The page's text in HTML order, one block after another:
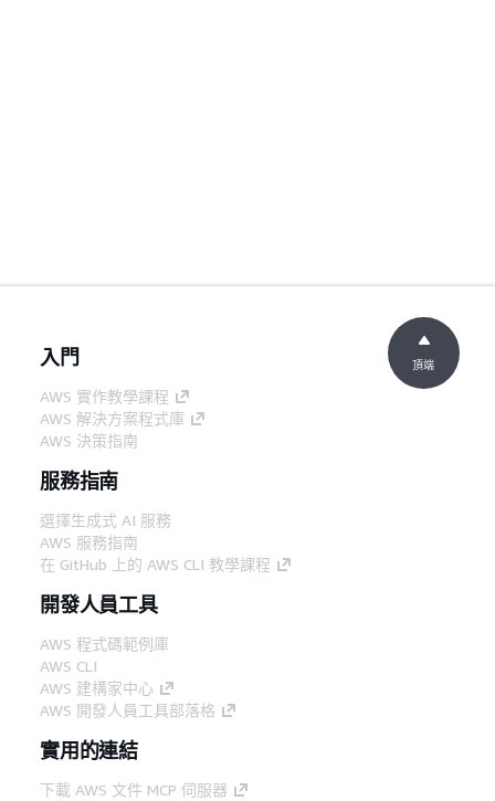
入門
AWS 實作教學課程
AWS 解決方案程式庫
AWS 決策指南
服務指南
選擇生成式 AI 服務
AWS 服務指南
在 GitHub 上的 AWS CLI 教學課程
開發人員工具
AWS 程式碼範例庫
AWS CLI
AWS 建構家中心
AWS 開發人員工具部落格
實用的連結
下載 AWS 文件 MCP 伺服器
頂端